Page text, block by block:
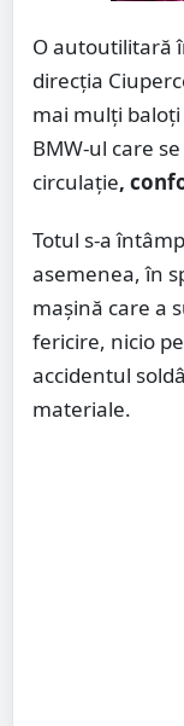
O autoutilitară
direcția
mai mulți baloți
BMW-ul care
circulație,
Totul s-a
asemenea, în
mașină care a
fericire, nicio
accidentul
materiale.